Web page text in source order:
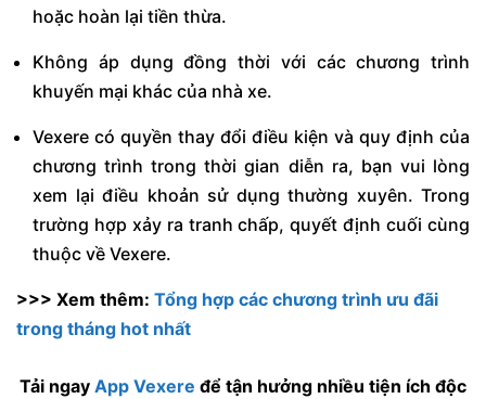
hoặc hoàn lại tiền thừa.
Không áp dụng đồng thời với các chương trình
khuyến mại khác của nhà xe.
Vexere có quyền thay đổi điều kiện và quy định của
chương trình trong thời gian diễn ra, bạn vui lòng
xem lại điều khoản sử dụng thường xuyên. Trong
trường hợp xảy ra tranh chấp, quyết định cuối cùng
thuộc về Vexere.
>>> Xem thêm: Tổng hợp các chương trình ưu đãi
trong tháng hot nhất
Tải ngay App Vexere để tận hưởng nhiều tiện ích độc